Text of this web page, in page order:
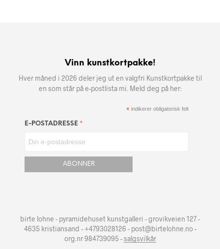
Vinn kunstkortpakke!
Hver måned i 2026 deler jeg ut en valgfri Kunstkortpakke til
en som står på e-postlista mi. Meld deg på her:
* indikerer obligatorisk felt
E-POSTADRESSE *
birte lohne - pyramidehuset kunstgalleri - grovikveien 127 -
4635 kristiansand - +4793028126 - post@birtelohne.no -
org.nr 984739095 -salgsvilkår